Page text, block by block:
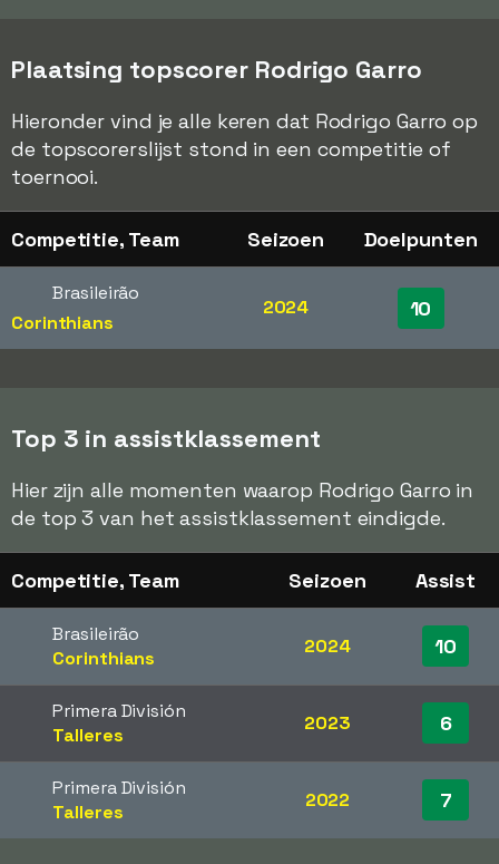
Plaatsing topscorer Rodrigo Garro
Hieronder vind je alle keren dat Rodrigo Garro op
de topscorerslijst stond in een competitie of
toernooi.
Competitie, Team Seizoen Doelpunten
Brasileirão
Corinthians
2024 10
Top 3 in assistklassement
Hier zijn alle momenten waarop Rodrigo Garro in
de top 3 van het assistklassement eindigde.
Competitie, Team Seizoen Assist
Brasileirão
Corinthians
2024 10
Primera División
Talleres
2023 6
Primera División
Talleres
2022 7